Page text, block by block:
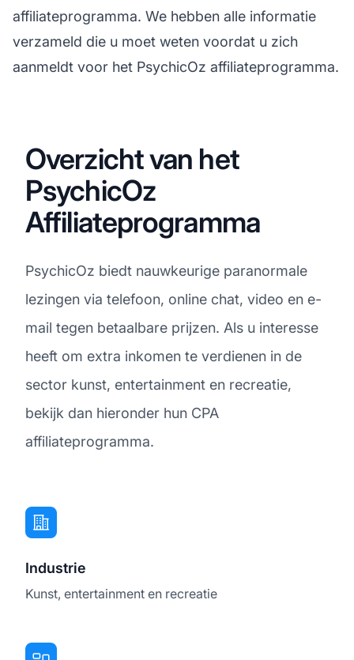
affiliateprogramma. We hebben alle informatie
verzameld die u moet weten voordat u zich
aanmeldt voor het PsychicOz affiliateprogramma.
Overzicht van het
PsychicOz
Affiliateprogramma
PsychicOz biedt nauwkeurige paranormale
lezingen via telefoon, online chat, video en e-
mail tegen betaalbare prijzen. Als u interesse
heeft om extra inkomen te verdienen in de
sector kunst, entertainment en recreatie,
bekijk dan hieronder hun CPA
affiliateprogramma.
Industrie
Kunst, entertainment en recreatie